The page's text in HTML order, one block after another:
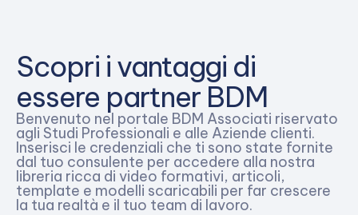
Scopri i vantaggi di
essere partner BDM
Benvenuto nel portale BDM Associati riservato
agli Studi Professionali e alle Aziende clienti.
Inserisci le credenziali che ti sono state fornite
dal tuo consulente per accedere alla nostra
libreria ricca di video formativi, articoli,
template e modelli scaricabili per far crescere
la tua realtà e il tuo team di lavoro.